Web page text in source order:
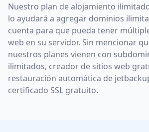
Nuestro plan de alojamiento
lo ayudará a agregar dominios
cuenta para que pueda tener
web en su servidor. Sin mencionar
nuestros planes vienen con
ilimitados, creador de sitios web
restauración automática de
certificado SSL gratuito.